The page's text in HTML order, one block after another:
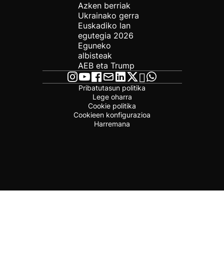
Azken berriak
Ukrainako gerra
Euskadiko lan
egutegia 2026
Eguneko
albisteak
AEB eta Trump
Pribatutasun politika
Lege oharra
Cookie politika
Cookieen konfigurazioa
Harremana